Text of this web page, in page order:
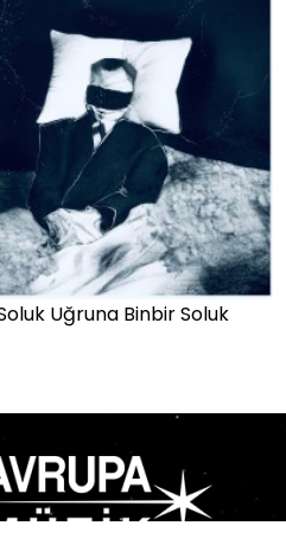
Uğruna Binbir Soluk